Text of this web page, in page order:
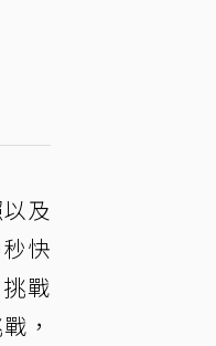
及
快
戰
，